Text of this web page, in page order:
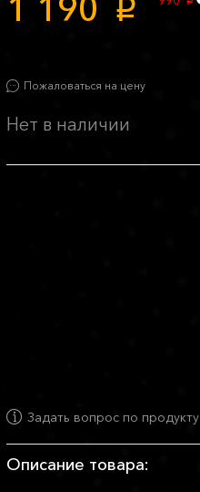
1 190 p
Пожаловаться на цену
Нет в наличии
Задать вопрос по продукту
Описание товара: